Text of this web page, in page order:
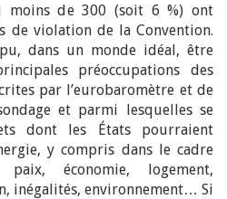
moins de 300 (soit 6 %) ont
de violation de la Convention.
dans un monde idéal, être
préoccupations des
par l’eurobaromètre et de
et parmi lesquelles se
dont les États pourraient
y compris dans le cadre
économie, logement,
inégalités, environnement… Si